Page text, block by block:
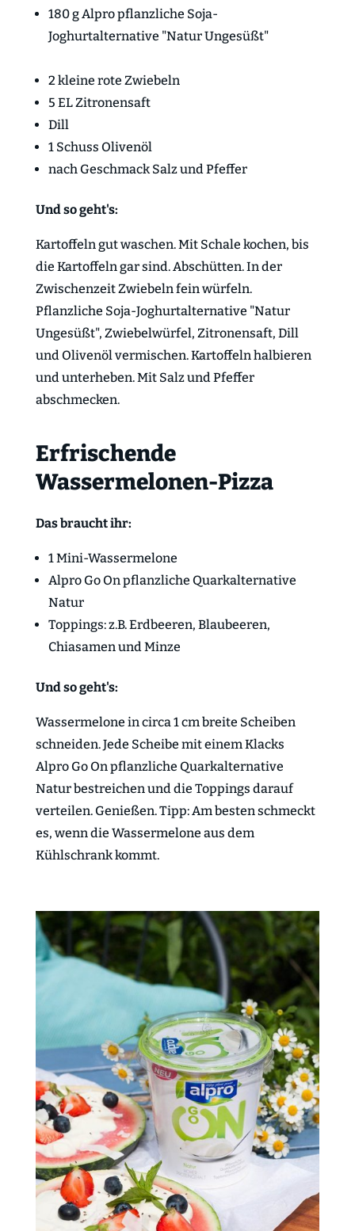
180 g Alpro pflanzliche Soja-
Joghurtalternative "Natur Ungesüßt"
2 kleine rote Zwiebeln
5 EL Zitronensaft
Dill
1 Schuss Olivenöl
nach Geschmack Salz und Pfeffer
Und so geht's:
Kartoffeln gut waschen. Mit Schale kochen, bis
die Kartoffeln gar sind. Abschütten. In der
Zwischenzeit Zwiebeln fein würfeln.
Pflanzliche Soja-Joghurtalternative "Natur
Ungesüßt", Zwiebelwürfel, Zitronensaft, Dill
und Olivenöl vermischen. Kartoffeln halbieren
und unterheben. Mit Salz und Pfeffer
abschmecken.
Erfrischende
Wassermelonen-Pizza
Das braucht ihr:
1 Mini-Wassermelone
Alpro Go On pflanzliche Quarkalternative
Natur
Toppings: z.B. Erdbeeren, Blaubeeren,
Chiasamen und Minze
Und so geht's:
Wassermelone in circa 1 cm breite Scheiben
schneiden. Jede Scheibe mit einem Klacks
Alpro Go On pflanzliche Quarkalternative
Natur bestreichen und die Toppings darauf
verteilen. Genießen. Tipp: Am besten schmeckt
es, wenn die Wassermelone aus dem
Kühlschrank kommt.